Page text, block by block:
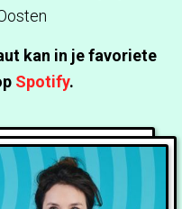
kan in je favoriete
Spotify.